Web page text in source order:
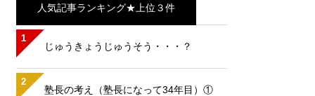
人気記事ランキング★上位３件
1
じゅうきょうじゅうそう・・・？
2
塾長の考え（塾長になって34年目）①